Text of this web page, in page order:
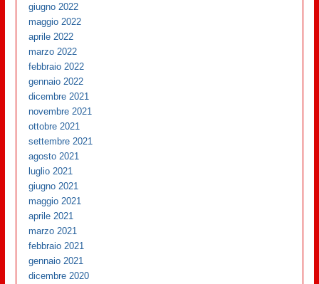
giugno 2022
maggio 2022
aprile 2022
marzo 2022
febbraio 2022
gennaio 2022
dicembre 2021
novembre 2021
ottobre 2021
settembre 2021
agosto 2021
luglio 2021
giugno 2021
maggio 2021
aprile 2021
marzo 2021
febbraio 2021
gennaio 2021
dicembre 2020